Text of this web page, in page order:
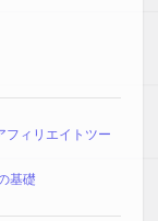
フィリエイトツー
基礎